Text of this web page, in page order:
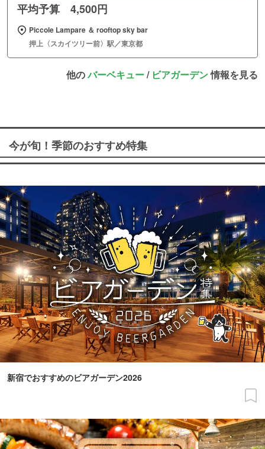
平均予算 4,500円
Piccole Lampare ＆ rooftop sky bar
押上〈スカイツリー前〉駅／東京都
他のバーベキュー/ ビアガーデン情報を見る
今が旬！季節のおすすめ特集
新宿でおすすめのビアガーデン2026